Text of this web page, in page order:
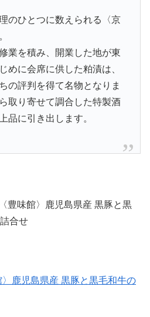
のひとつに数えられる〈京
業を積み、開業した地が東
めに会席に供した粕漬は、
の評判を得て名物となりま
取り寄せて調合した特製酒
品に引き出します。
豊味館〉鹿児島県産 黒豚と黒
合せ
鹿児島県産 黒豚と黒毛和牛の